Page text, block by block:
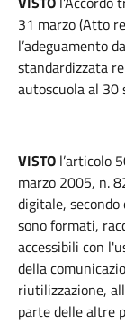
31 marzo (Atto
l’adeguamento
standardizzata
autoscuola al
VISTO l’articolo
marzo 2005, n.
digitale,
sono formati,
accessibili con
della
riutilizzazione,
parte delle altre